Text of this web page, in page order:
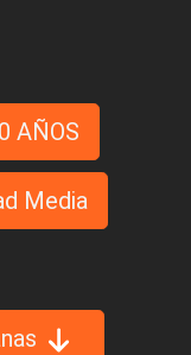
AÑOS
Media